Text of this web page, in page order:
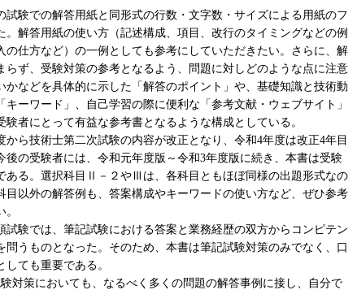
試験での解答用紙と同形式の行数・文字数・サイズによる用紙のフ
。解答用紙の使い方（記述構成、項目、改行のタイミングなどの例
の仕方など）の一例としても参考にしていただきたい。さらに、解
らず、受験対策の参考となるよう、問題に対しどのような点に注意
かなどを具体的に示した「解答のポイント」や、基礎知識と技術動
キーワード」、自己学習の際に便利な「参考文献・ウェブサイト」
験者にとって有益な参考書となるような構成としている。
から技術士第二次試験の内容が改正となり、令和4年度は改正4年目
後の受験者には、令和元年度版～令和3年度版に続き、本書は受験
ある。選択科目Ⅱ－２やⅢは、各科目ともほぼ同様の出題形式なの
目以外の解答例も、答案構成やキーワードの使い方など、ぜひ参考
試験では、筆記試験における答案と業務経歴の双方からコンピテン
問うものとなった。そのため、本書は筆記試験対策のみでなく、口
ても重要である。
対策においても、なるべく多くの問題の解答事例に接し、自分で